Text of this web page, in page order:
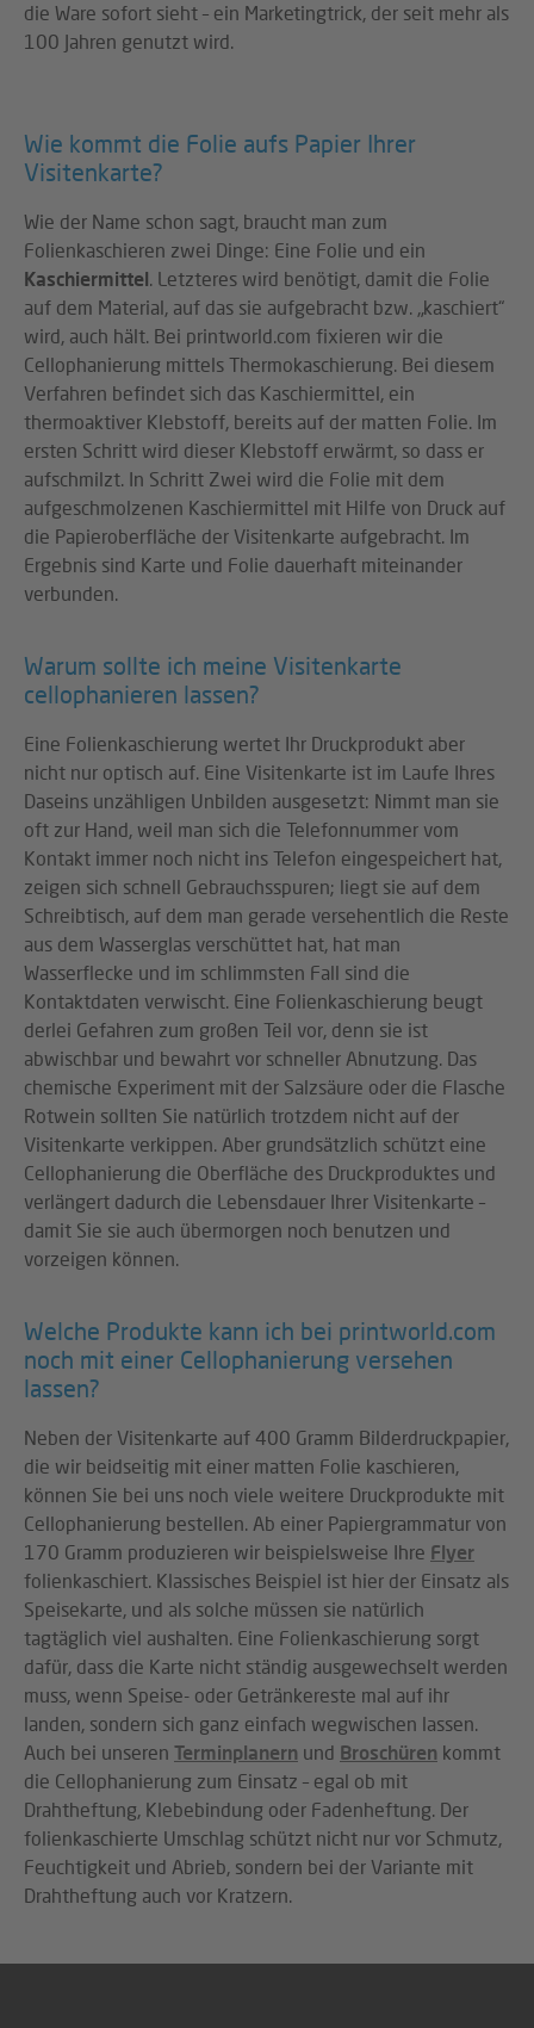
die Ware sofort sieht – ein Marketingtrick, der seit mehr als
100 Jahren genutzt wird.
Wie kommt die Folie aufs Papier Ihrer
Visitenkarte?
Wie der Name schon sagt, braucht man zum
Folienkaschieren zwei Dinge: Eine Folie und ein
Kaschiermittel. Letzteres wird benötigt, damit die Folie
auf dem Material, auf das sie aufgebracht bzw. „kaschiert“
wird, auch hält. Bei printworld.com fixieren wir die
Cellophanierung mittels Thermokaschierung. Bei diesem
Verfahren befindet sich das Kaschiermittel, ein
thermoaktiver Klebstoff, bereits auf der matten Folie. Im
ersten Schritt wird dieser Klebstoff erwärmt, so dass er
aufschmilzt. In Schritt Zwei wird die Folie mit dem
aufgeschmolzenen Kaschiermittel mit Hilfe von Druck auf
die Papieroberfläche der Visitenkarte aufgebracht. Im
Ergebnis sind Karte und Folie dauerhaft miteinander
verbunden.
Warum sollte ich meine Visitenkarte
cellophanieren lassen?
Eine Folienkaschierung wertet Ihr Druckprodukt aber
nicht nur optisch auf. Eine Visitenkarte ist im Laufe Ihres
Daseins unzähligen Unbilden ausgesetzt: Nimmt man sie
oft zur Hand, weil man sich die Telefonnummer vom
Kontakt immer noch nicht ins Telefon eingespeichert hat,
zeigen sich schnell Gebrauchsspuren; liegt sie auf dem
Schreibtisch, auf dem man gerade versehentlich die Reste
aus dem Wasserglas verschüttet hat, hat man
Wasserflecke und im schlimmsten Fall sind die
Kontaktdaten verwischt. Eine Folienkaschierung beugt
derlei Gefahren zum großen Teil vor, denn sie ist
abwischbar und bewahrt vor schneller Abnutzung. Das
chemische Experiment mit der Salzsäure oder die Flasche
Rotwein sollten Sie natürlich trotzdem nicht auf der
Visitenkarte verkippen. Aber grundsätzlich schützt eine
Cellophanierung die Oberfläche des Druckproduktes und
verlängert dadurch die Lebensdauer Ihrer Visitenkarte –
damit Sie sie auch übermorgen noch benutzen und
vorzeigen können.
Welche Produkte kann ich bei printworld.com
noch mit einer Cellophanierung versehen
lassen?
Neben der Visitenkarte auf 400 Gramm Bilderdruckpapier,
die wir beidseitig mit einer matten Folie kaschieren,
können Sie bei uns noch viele weitere Druckprodukte mit
Cellophanierung bestellen. Ab einer Papiergrammatur von
170 Gramm produzieren wir beispielsweise Ihre Flyer
folienkaschiert. Klassisches Beispiel ist hier der Einsatz als
Speisekarte, und als solche müssen sie natürlich
tagtäglich viel aushalten. Eine Folienkaschierung sorgt
dafür, dass die Karte nicht ständig ausgewechselt werden
muss, wenn Speise- oder Getränkereste mal auf ihr
landen, sondern sich ganz einfach wegwischen lassen.
Auch bei unseren Terminplanern und Broschüren kommt
die Cellophanierung zum Einsatz – egal ob mit
Drahtheftung, Klebebindung oder Fadenheftung. Der
folienkaschierte Umschlag schützt nicht nur vor Schmutz,
Feuchtigkeit und Abrieb, sondern bei der Variante mit
Drahtheftung auch vor Kratzern.